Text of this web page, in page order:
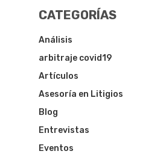
CATEGORÍAS
Análisis
arbitraje covid19
Artículos
Asesoría en Litigios
Blog
Entrevistas
Eventos